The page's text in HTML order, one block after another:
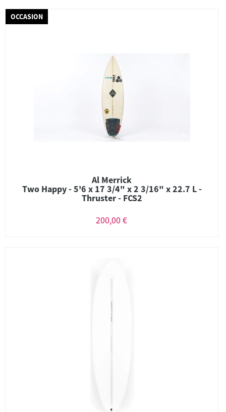
OCCASION
Al Merrick
Two Happy - 5'6 x 17 3/4" x 2 3/16" x 22.7 L -
Thruster - FCS2
200,00 €